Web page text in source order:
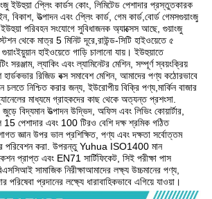
ইউহুয়া প্লেিং কার্ডস কোং, লিমিটেড পেশাদার প্রস্তুতকারক
বিকাশ, উত্পাদন এবং প্লেিং কার্ড, গেম কার্ড,বোর্ড গেমসগুয়াংজু
পরিবহন সংযোগে সুবিধাজনক অ্যাক্সেস আছে, গুয়াংজু
থেকে মাত্র 5 মিনিট দূরে,রাউন্ড-সিটি হাইওয়েতে ৫
গুয়াংইয়ুয়ান হাইওয়েতে গাড়ি চালানো যায়। ইউহুয়াতে
সরঞ্জাম, ল্যাকিং এবং ল্যামিনেটর মেশিন, সম্পূর্ণ স্বয়ংক্রিয়
হার্ডকভার রিজিড বক্স সমাবেশ মেশিন, আমাদের পণ্য কঠোরভাবে
চলতে নিশ্চিত করার জন্য, ইউরোপীয় বিক্রি পণ্য,মার্কিন বাজার
মাধ্যমে গ্রাহকদের কাছ থেকে অত্যন্ত প্রশংসা.
বিদ্যমান উত্পাদন উদ্ভিদ, অফিস এবং লিভিং কোয়ার্টার,
পেশাদার এবং 100 টিরও বেশি দক্ষ শ্রমিক গঠিত
জ্ঞান উপর ভাল প্রশিক্ষিত, পণ্য এবং দক্ষতা সর্বোত্তম
পরিবেশন করা. উপরন্তু Yuhua ISO1400 মান
প্রাপ্ত এবং EN71 সার্টিফিকেট, সিই পরীক্ষা পাস
সামাজিক নিরীক্ষাআমাদের লক্ষ্য উচ্চমানের পণ্য,
পরিষেবা প্রদানের লক্ষ্যে ধারাবাহিকভাবে এগিয়ে যাওয়া।